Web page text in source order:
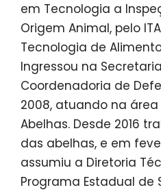
em Tecnologia a
Origem Animal, pelo
Tecnologia de
Ingressou na
Coordenadoria de
2008, atuando na área
Abelhas. Desde 2016
das abelhas, e em
assumiu a Diretoria
Programa Estadual de